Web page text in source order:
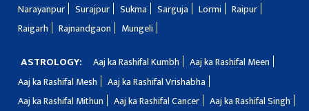
Narayanpur
Surajpur Sukma Sarguja Lormi
Raipur
Raigarh
Rajnandgaon Mungeli
ASTROLOGY: Aaj ka Rashifal Kumbh
Aaj ka Rashifal Meen
Aaj ka Rashifal Mesh
Aaj ka Rashifal Vrishabha
Aaj ka Rashifal Mithun
Aaj ka Rashifal Cancer
Aaj ka Rashifal Singh